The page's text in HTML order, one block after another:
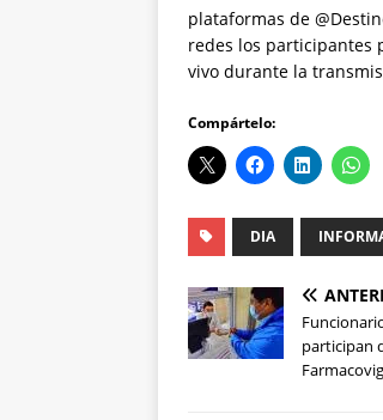
plataformas de
redes los participantes
vivo durante la
Compártelo:
DIA
participan